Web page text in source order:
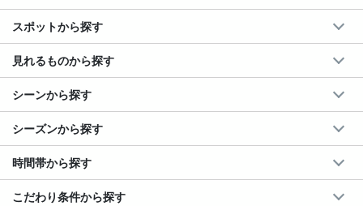
標準装備
○宮古空港・ご宿泊先への無料送迎
○カーナビ
○禁煙
スポットから探す
見れるものから探す
シーンから探す
シーズンから探す
時間帯から探す
こだわり条件から探す